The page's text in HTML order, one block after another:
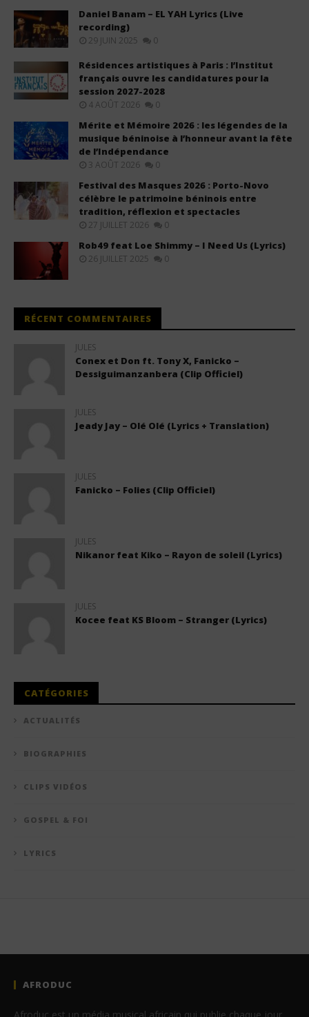
Daniel Banam – EL YAH Lyrics (Live
recording)
29 JUIN 2025 0
Résidences artistiques à Paris : l’Institut
français ouvre les candidatures pour la
session 2027-2028
4 AOÛT 2026 0
Mérite et Mémoire 2026 : les légendes de la
musique béninoise à l’honneur avant la fête
de l’Indépendance
3 AOÛT 2026 0
Festival des Masques 2026 : Porto-Novo
célèbre le patrimoine béninois entre
tradition, réflexion et spectacles
27 JUILLET 2026 0
Rob49 feat Loe Shimmy – I Need Us (Lyrics)
26 JUILLET 2025 0
RÉCENT COMMENTAIRES
JULES
Conex et Don ft. Tony X, Fanicko –
Dessiguimanzanbera (Clip Officiel)
JULES
Jeady Jay – Olé Olé (Lyrics + Translation)
JULES
Fanicko – Folies (Clip Officiel)
JULES
Nikanor feat Kiko – Rayon de soleil (Lyrics)
JULES
Kocee feat KS Bloom – Stranger (Lyrics)
CATÉGORIES
ACTUALITÉS
BIOGRAPHIES
CLIPS VIDÉOS
GOSPEL & FOI
LYRICS
AFRODUC